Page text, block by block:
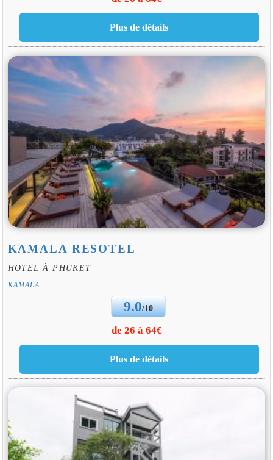
KAMALA RESOTEL
HOTEL À PHUKET
KAMALA
9.0/10
de 26 à 64€